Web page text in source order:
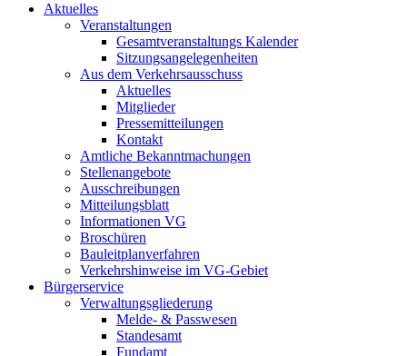
Aktuelles
Veranstaltungen
Gesamtveranstaltungs Kalender
Sitzungsangelegenheiten
Aus dem Verkehrsausschuss
Aktuelles
Mitglieder
Pressemitteilungen
Kontakt
Amtliche Bekanntmachungen
Stellenangebote
Ausschreibungen
Mitteilungsblatt
Informationen VG
Broschüren
Bauleitplanverfahren
Verkehrshinweise im VG-Gebiet
Bürgerservice
Verwaltungsgliederung
Melde- & Passwesen
Standesamt
Fundamt